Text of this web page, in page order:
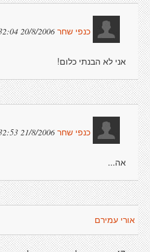
כנפי שחר 20/8/2006 22:32:04
אני לא הבנתי כלום!
כנפי שחר 21/8/2006 15:32:53
אה...
אורי עמירם